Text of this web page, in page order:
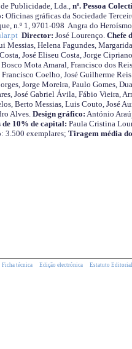
Publicidade, Lda., nº. Pessoa
Oficinas gráficas da Sociedade
n.º 1, 9701-098 Angra do
Director: José Lourenço. Chefe
Messias, Helena Fagundes,
José Eliseu Costa, Jorge
Bosco Mota Amaral, Francisco dos
Coelho, José Guilherme
Jorge Moreira, Paulo Gomes,
José Gabriel Ávila, Fábio Vieira,
Berto Messias, Luis Couto, José
Alves.Design gráfico: António
de 10% de capital: Paula Cristina
3.500 exemplares; Tiragem média
Ficha técnica Edição electrónica Estatuto Editorial